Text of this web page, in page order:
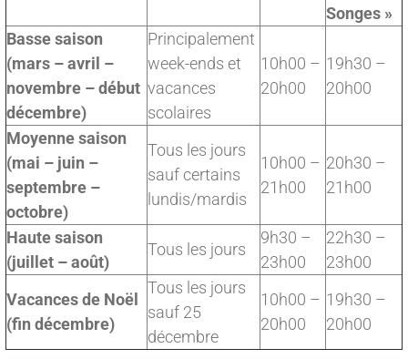
Songes »
Basse saison
(mars – avril –
novembre – début
décembre)
Principalement
week-ends et
vacances
scolaires
10h00 –
20h00
19h30 –
20h00
Moyenne saison
(mai – juin –
septembre –
octobre)
Tous les jours
sauf certains
lundis/mardis
10h00 –
21h00
20h30 –
21h00
Haute saison
(juillet – août)
Tous les jours
9h30 –
23h00
22h30 –
23h00
Vacances de Noël
(fin décembre)
Tous les jours
sauf 25
décembre
10h00 –
20h00
19h30 –
20h00